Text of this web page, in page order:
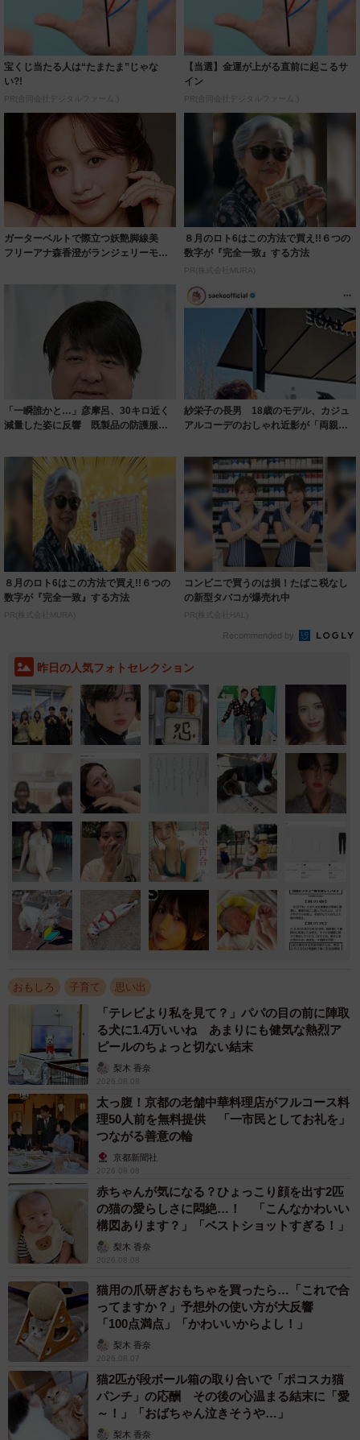
宝くじ当たる人は“たまたま”じゃな
い?!
PR(合同会社デジタルファーム )
【当選】金運が上がる直前に起こるサ
イン
PR(合同会社デジタルファーム )
ガーターベルトで際立つ妖艶脚線美
フリーアナ森香澄がランジェリーモデ
８月のロト6はこの方法で買え!!６つの
数字が『完全一致』する方法
PR(株式会社MURA)
「一瞬誰かと…」彦摩呂、30キロ近く
減量した姿に反響 既製品の防護服が
紗栄子の長男 18歳のモデル、カジュ
アルコーデのおしゃれ近影が「両親の
８月のロト6はこの方法で買え!!６つの
数字が『完全一致』する方法
PR(株式会社MURA)
コンビニで買うのは損！たばこ税なし
の新型タバコが爆売れ中
PR(株式会社HAL)
Recommended by
昨日の人気フォトセレクション
おもしろ 子育て 思い出
「テレビより私を見て？」パパの目の前に陣取
る犬に1.4万いいね あまりにも健気な熱烈ア
ピールのちょっと切ない結末
梨木 香奈
2026.08.08
太っ腹！京都の老舗中華料理店がフルコース料
理50人前を無料提供 「一市民としてお礼を」
つながる善意の輪
京都新聞社
2026.08.08
赤ちゃんが気になる？ひょっこり顔を出す2匹
の猫の愛らしさに悶絶…！ 「こんなかわいい
構図あります？」「ベストショットすぎる！」
梨木 香奈
2026.08.08
猫用の爪研ぎおもちゃを買ったら…「これで合
ってますか？」予想外の使い方が大反響
「100点満点」「かわいいからよし！」
梨木 香奈
2026.08.07
猫2匹が段ボール箱の取り合いで「ポコスカ猫
パンチ」の応酬 その後の心温まる結末に「愛
～！」「おばちゃん泣きそうや…」
梨木 香奈